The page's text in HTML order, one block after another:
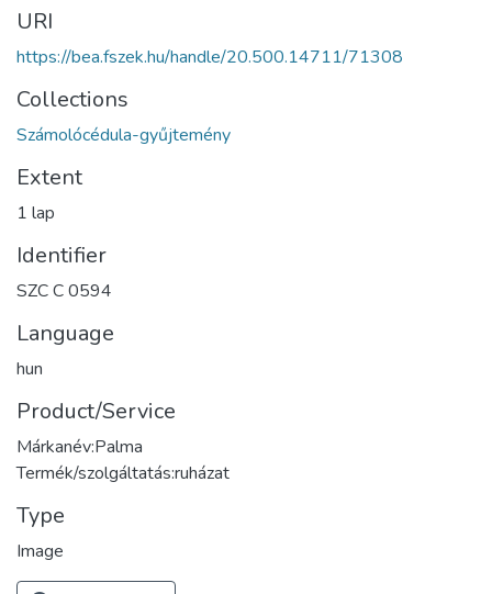
URI
https://bea.fszek.hu/handle/20.500.14711/71308
Collections
Számolócédula-gyűjtemény
Extent
1 lap
Identifier
SZC C 0594
Language
hun
Product/Service
Márkanév:Palma
Termék/szolgáltatás:ruházat
Type
Image